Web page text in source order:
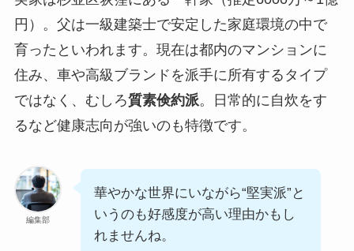
円）。父は一級建築士で安定した家庭環境の中で
育ったといわれます。現在は都内のマンションに
住み、車や高級ブランドを派手に所有するタイプ
ではなく、むしろ質素倹約派。日常的に自炊をす
るなど健康志向が強いのも特徴です。
編集部
華やかな世界にいながら“堅実派”と
いうのも好感度が高い理由かもし
れませんね。